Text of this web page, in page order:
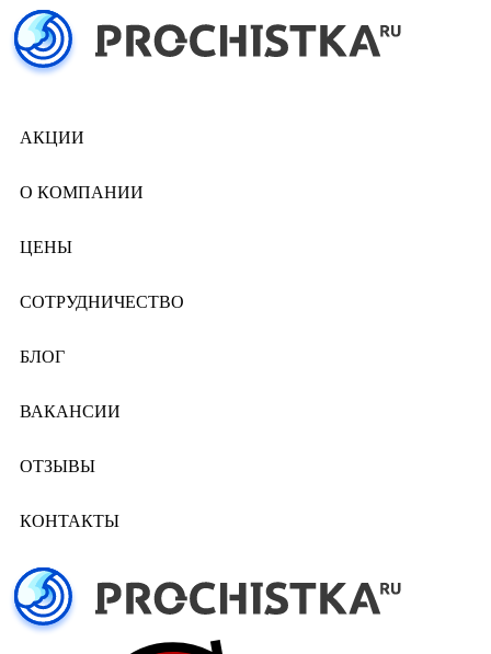
АКЦИИ
О КОМПАНИИ
ЦЕНЫ
СОТРУДНИЧЕСТВО
БЛОГ
ВАКАНСИИ
ОТЗЫВЫ
КОНТАКТЫ